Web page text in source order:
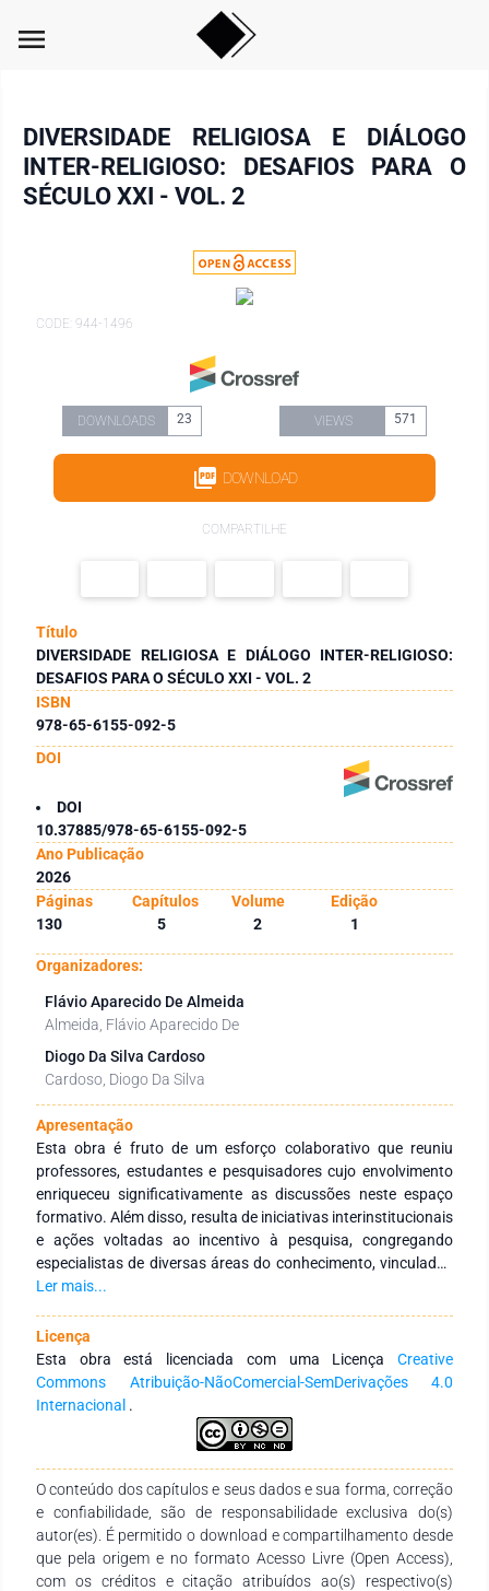
menu
DIVERSIDADE RELIGIOSA E DIÁLOGO
INTER-RELIGIOSO: DESAFIOS PARA O
SÉCULO XXI - VOL. 2
CODE: 944-1496
DOWNLOADS 23 VIEWS 571
DOWNLOAD
COMPARTILHE
Título
DIVERSIDADE RELIGIOSA E DIÁLOGO INTER-RELIGIOSO:
DESAFIOS PARA O SÉCULO XXI - VOL. 2
ISBN
978-65-6155-092-5
DOI
DOI
10.37885/978-65-6155-092-5
Ano Publicação
2026
Páginas
Capítulos Volume
Edição
130
5 2 1
Organizadores:
Flávio Aparecido De Almeida
Almeida, Flávio Aparecido De
Diogo Da Silva Cardoso
Cardoso, Diogo Da Silva
Apresentação
Esta obra é fruto de um esforço colaborativo que reuniu
professores, estudantes e pesquisadores cujo envolvimento
enriqueceu significativamente as discussões neste espaço
formativo. Além disso, resulta de iniciativas interinstitucionais
e ações voltadas ao incentivo à pesquisa, congregando
especialistas de diversas áreas do conhecimento, vinculados
a Instituições de Educação Superior, públicas e privadas, em
fortalecer a integração entre instituições, tanto no Brasil
quanto no exterior, por meio de redes de pesquisa
comprometidas com a formação continuada de profissionais
da educação. Para isso, busca-se a produção e a ampla
disseminação do conhecimento em distintas áreas do saber.
Expressamos nossa profunda gratidão aos autores pelo
empenho, comprometimento e dedicação na concepção e
finalização desta obra. Esperamos que ela se consolide como
um recurso didático-pedagógico valioso, atendendo às
necessidades de estudantes, docentes de todos os níveis de
ensino e demais interessados na temática.
Ler mais...
Licença
Esta obra está licenciada com uma Licença Creative
Commons Atribuição-NãoComercial-SemDerivações 4.0
Internacional .
O conteúdo dos capítulos e seus dados e sua forma, correção
e confiabilidade, são de responsabilidade exclusiva do(s)
autor(es). É permitido o download e compartilhamento desde
que pela origem e no formato Acesso Livre (Open Access),
com os créditos e citação atribuídos ao(s) respectivo(s)